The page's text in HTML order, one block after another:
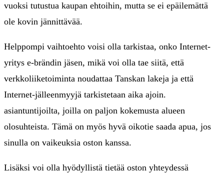
vuoksi tutustua kaupan ehtoihin, mutta se ei epäilemättä
ole kovin jännittävää.
Helppompi vaihtoehto voisi olla tarkistaa, onko Internet-
yritys e-brändin jäsen, mikä voi olla tae siitä, että
verkkoliiketoiminta noudattaa Tanskan lakeja ja että
Internet-jälleenmyyjä tarkistetaan aika ajoin.
asiantuntijoilta, joilla on paljon kokemusta alueen
olosuhteista. Tämä on myös hyvä oikotie saada apua, jos
sinulla on vaikeuksia oston kanssa.
Lisäksi voi olla hyödyllistä tietää oston yhteydessä